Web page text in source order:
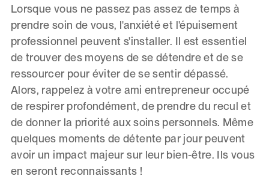
Lorsque vous ne passez pas assez de temps à
prendre soin de vous, l'anxiété et l'épuisement
professionnel peuvent s'installer. Il est essentiel
de trouver des moyens de se détendre et de se
ressourcer pour éviter de se sentir dépassé.
Alors, rappelez à votre ami entrepreneur occupé
de respirer profondément, de prendre du recul et
de donner la priorité aux soins personnels. Même
quelques moments de détente par jour peuvent
avoir un impact majeur sur leur bien-être. Ils vous
en seront reconnaissants !